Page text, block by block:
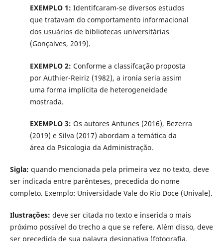
EXEMPLO 1: Identifcaram-se diversos estudos
que tratavam do comportamento informacional
dos usuários de bibliotecas universitárias
(Gonçalves, 2019).
EXEMPLO 2: Conforme a classifcação proposta
por Authier-Reiriz (1982), a ironia seria assim
uma forma implícita de heterogeneidade
mostrada.
EXEMPLO 3: Os autores Antunes (2016), Bezerra
(2019) e Silva (2017) abordam a temática da
área da Psicologia da Administração.
Sigla: quando mencionada pela primeira vez no texto, deve
ser indicada entre parênteses, precedida do nome
completo. Exemplo: Universidade Vale do Rio Doce (Univale).
Ilustrações: deve ser citada no texto e inserida o mais
próximo possível do trecho a que se refere. Além disso, deve
ser precedida de sua palavra designativa (fotografia,